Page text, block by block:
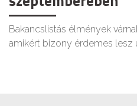
Bakancslistás élmények
amikért bizony érdemes lesz